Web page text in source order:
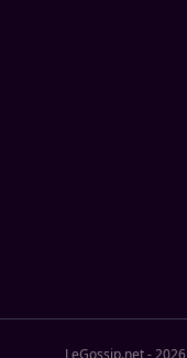
LeGossip.net - 2026